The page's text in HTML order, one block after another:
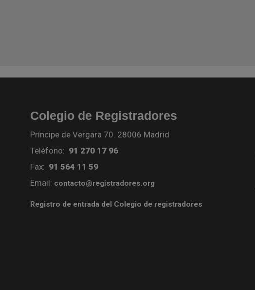
Colegio de Registradores
Príncipe de Vergara 70. 28006 Madrid
Teléfono: 91 270 17 96
Fax: 91 564 11 59
Email: contacto@registradores.org
Registro de entrada del Colegio de registradores